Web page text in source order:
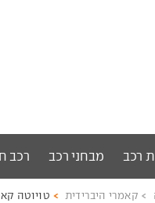
רכב מבחני רכב רכב
קאמרי היברידית טויוטה